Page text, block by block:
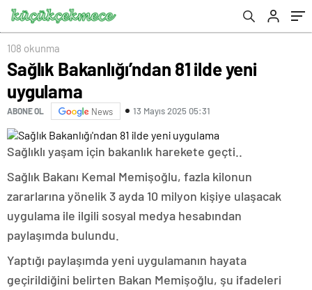
108 okunma
Sağlık Bakanlığı’ndan 81 ilde yeni
uygulama
ABONE OL News 13 Mayıs 2025 05:31
Sağlıklı yaşam için bakanlık harekete geçti..
Sağlık Bakanı Kemal Memişoğlu, fazla kilonun
zararlarına yönelik 3 ayda 10 milyon kişiye ulaşacak
uygulama ile ilgili sosyal medya hesabından
paylaşımda bulundu.
Yaptığı paylaşımda yeni uygulamanın hayata
geçirildiğini belirten Bakan Memişoğlu, şu ifadeleri